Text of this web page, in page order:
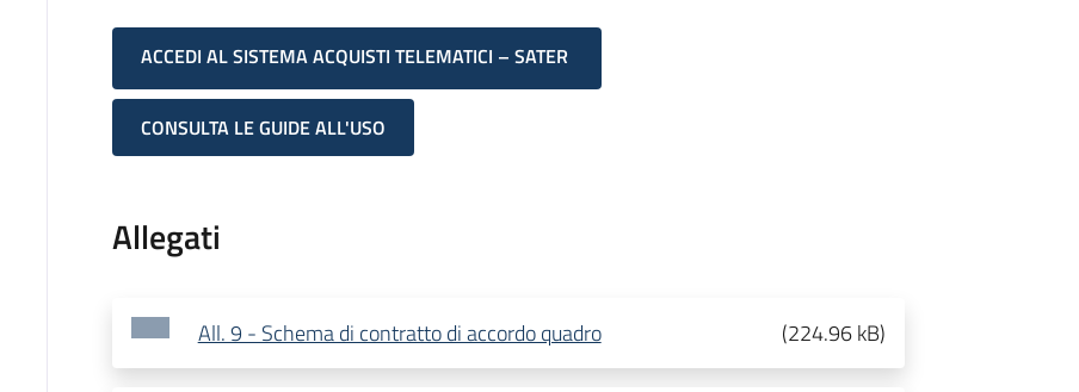
ACCEDI AL SISTEMA ACQUISTI TELEMATICI – SATER
CONSULTA LE GUIDE ALL'USO
Allegati
All. 9 - Schema di contratto di accordo quadro (224.96 kB)